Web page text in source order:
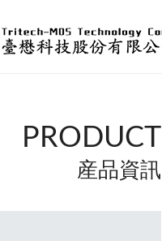
PRODUCT
産品資訊